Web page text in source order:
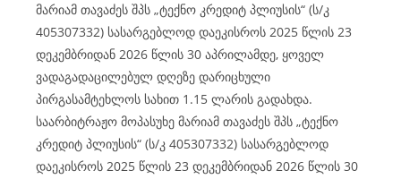
მარიამ თავაძეს შპს „ტექნო კრედიტ პლიუსის“ (ს/კ
405307332) სასარგებლოდ დაეკისროს 2025 წლის 23
დეკემბრიდან 2026 წლის 30 აპრილამდე, ყოველ
ვადაგადაცილებულ დღეზე დარიცხული
პირგასამტეხლოს სახით 1.15 ლარის გადახდა.
საარბიტრაჟო მოპასუხე მარიამ თავაძეს შპს „ტექნო
კრედიტ პლიუსის“ (ს/კ 405307332) სასარგებლოდ
დაეკისროს 2025 წლის 23 დეკემბრიდან 2026 წლის 30